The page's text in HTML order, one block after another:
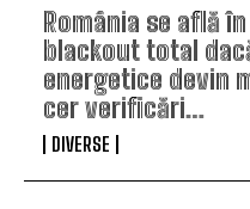
România se află
blackout total
energetice devin
cer verificări…
DIVERSE